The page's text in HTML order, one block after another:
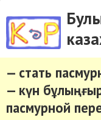
— стать
— күн
пасмурной